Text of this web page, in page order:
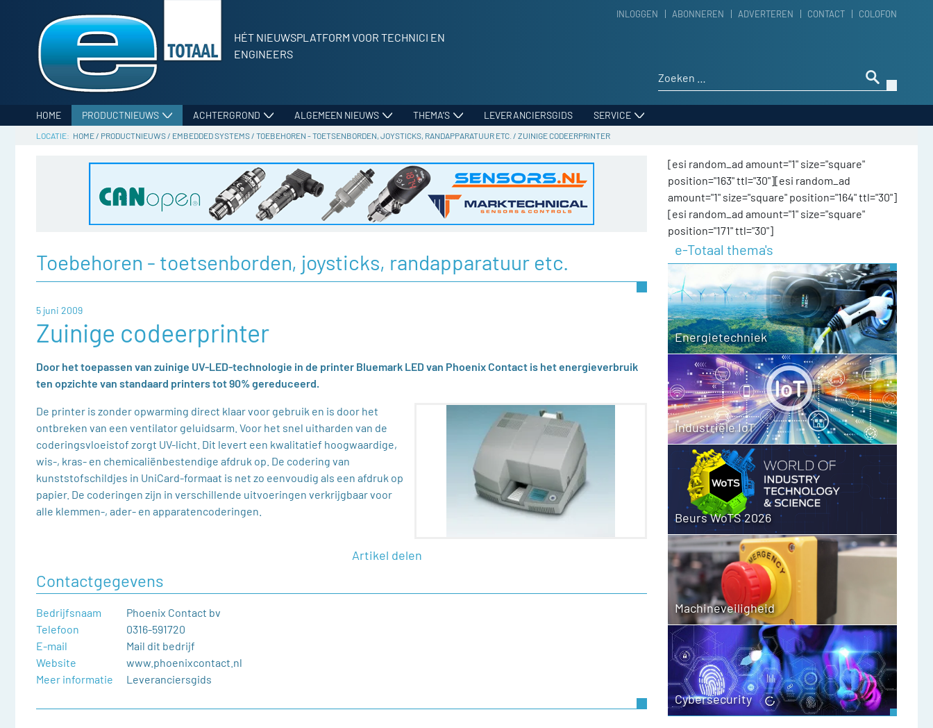
HÉT NIEUWSPLATFORM VOOR TECHNICI EN
ENGINEERS
INLOGGEN ABONNEREN ADVERTEREN CONTACT COLOFON
HOME PRODUCTNIEUWS ACHTERGROND ALGEMEEN NIEUWS THEMA’S LEVERANCIERSGIDS SERVICE
HOME/ PRODUCTNIEUWS/ EMBEDDED SYSTEMS/ TOEBEHOREN - TOETSENBORDEN, JOYSTICKS, RANDAPPARATUUR ETC. / ZUINIGE CODEERPRINTER
Toebehoren - toetsenborden, joysticks, randapparatuur etc.
5 juni 2009
Zuinige codeerprinter
Door het toepassen van zuinige UV-LED-technologie in de printer Bluemark LED van Phoenix Contact is het energieverbruik
ten opzichte van standaard printers tot 90% gereduceerd.
De printer is zonder opwarming direct klaar voor gebruik en is door het
ontbreken van een ventilator geluidsarm. Voor het snel uitharden van de
coderingsvloeistof zorgt UV-licht. Dit levert een kwalitatief hoogwaardige,
wis-, kras- en chemicaliënbestendige afdruk op. De codering van
kunststofschildjes in UniCard-formaat is net zo eenvoudig als een afdruk op
papier. De coderingen zijn in verschillende uitvoeringen verkrijgbaar voor
alle klemmen-, ader- en apparatencoderingen.
Artikel delen
Contactgegevens
Bedrijfsnaam
Phoenix Contact bv
Telefoon
0316-591720
E-mail
Mail dit bedrijf
Website
www.phoenixcontact.nl
Meer informatie
Leveranciersgids
[esi random_ad amount="1" size="square"
position="163" ttl="30"][esi random_ad
amount="1" size="square" position="164" ttl="30"]
[esi random_ad amount="1" size="square"
position="171" ttl="30"]
e-Totaal thema's
Energietechniek
Industriële IoT
Beurs WoTS 2026
Machineveiligheid
Cybersecurity